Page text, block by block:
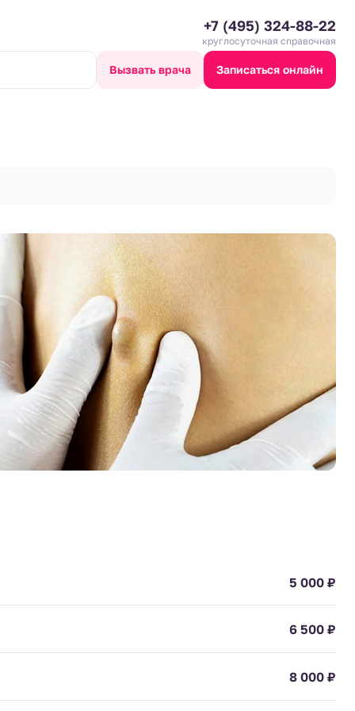
+7 (495) 324-88-22
круглосуточная справочная
Вызвать врача Записаться онлайн
5 000 ₽
6 500 ₽
8 000 ₽